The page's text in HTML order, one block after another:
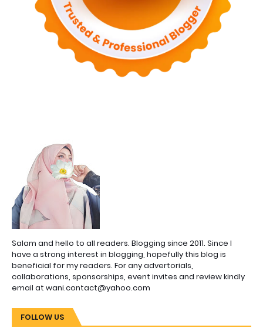
Salam and hello to all readers. Blogging since 2011. Since I
have a strong interest in blogging, hopefully this blog is
beneficial for my readers. For any advertorials,
collaborations, sponsorships, event invites and review kindly
email at wani.contact@yahoo.com
FOLLOW US